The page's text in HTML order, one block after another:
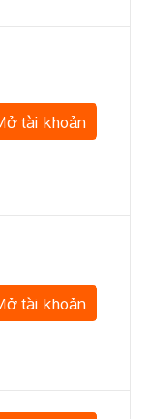
tài khoản
tài khoản